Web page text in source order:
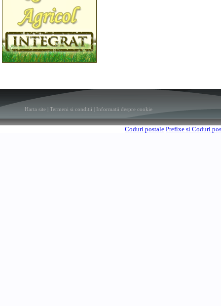
Harta site | Termeni si conditii | Informatii despre cookie
Coduri postale Prefixe si Coduri